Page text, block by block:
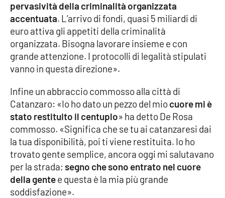
PROGETTI
SPECIALI
Buona Sanità Calabria
LA
CALABRIAVISIONE
Destinazioni
Eventi
Food
Storie
pervasività della criminalità organizzata
accentuata. L’arrivo di fondi, quasi 5 miliardi di
euro attiva gli appetiti della criminalità
organizzata. Bisogna lavorare insieme e con
grande attenzione. I protocolli di legalità stipulati
vanno in questa direzione».
Infine un abbraccio commosso alla città di
Catanzaro: «Io ho dato un pezzo del miocuore mi è
stato restituito il centuplo» ha detto De Rosa
commosso. «Significa che se tu ai catanzaresi dai
la tua disponibilità, poi ti viene restituita. Io ho
trovato gente semplice, ancora oggi mi salutavano
per la strada; segno che sono entrato nel cuore
della gentee questa è la mia più grande
soddisfazione».